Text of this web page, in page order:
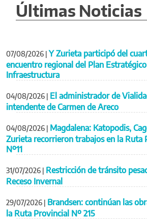
Últimas Noticias
07/08/2026 | Y Zurieta participó del
encuentro regional del Plan
Infraestructura
04/08/2026 | El administrador de
intendente de Carmen de Areco
04/08/2026 | Magdalena: Katopodis,
Zurieta recorrieron trabajos en la Ruta
Nº11
31/07/2026 | Restricción de tránsito
Receso Invernal
29/07/2026 | Brandsen: continúan las
la Ruta Provincial Nº 215